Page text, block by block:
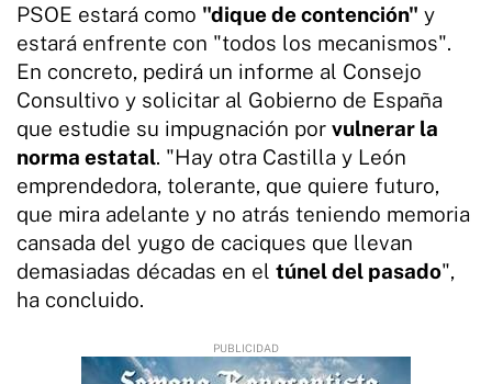
PSOE estará como "dique de contención" y
estará enfrente con "todos los mecanismos".
En concreto, pedirá un informe al Consejo
Consultivo y solicitar al Gobierno de España
que estudie su impugnación por vulnerar la
norma estatal. "Hay otra Castilla y León
emprendedora, tolerante, que quiere futuro,
que mira adelante y no atrás teniendo memoria
cansada del yugo de caciques que llevan
demasiadas décadas en el túnel del pasado",
ha concluido.